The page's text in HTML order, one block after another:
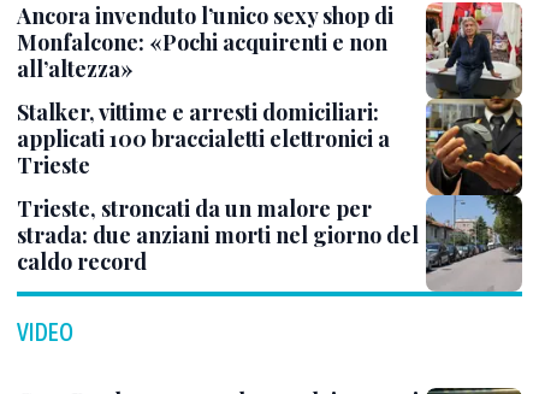
Ancora invenduto l’unico sexy shop di
Monfalcone: «Pochi acquirenti e non
all’altezza»
Stalker, vittime e arresti domiciliari:
applicati 100 braccialetti elettronici a
Trieste
Trieste, stroncati da un malore per
strada: due anziani morti nel giorno del
caldo record
VIDEO